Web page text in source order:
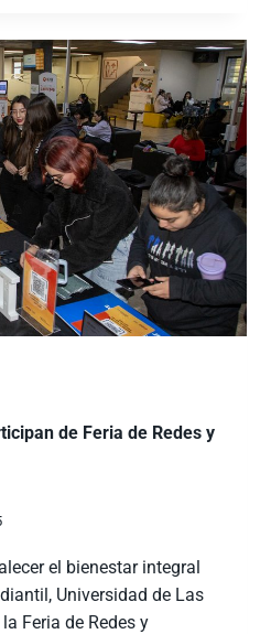
de Feria de Redes y
el bienestar integral
Universidad de Las
Feria de Redes y